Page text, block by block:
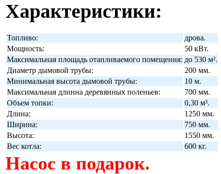
Характеристики:
Топливо:
дрова.
Мощность:
50 кВт.
Максимальная площадь отапливаемого помещения: до 530 м².
Диаметр дымовой трубы:
200 мм.
Минимальная высота дымовой трубы:
10 м.
Максимальная длинна деревянных поленьев:
700 мм.
Объем топки:
0,30 м³.
Длина:
1250 мм.
Ширина:
750 мм.
Высота:
1550 мм.
Вес котла:
600 кг.
Насос в подарок.